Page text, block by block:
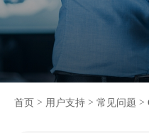
首页 > 用户支持 > 常见问题 >